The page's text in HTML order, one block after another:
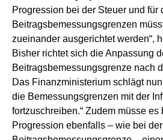
Progression bei der Steuer und für
Beitragsbemessungsgrenzen
zueinander ausgerichtet werden“,
Bisher richtet sich die Anpassung
Beitragsbemessungsgrenze nach
Das Finanzministerium schlägt
die Bemessungsgrenzen mit der
fortzuschreiben.“ Zudem müsse es
Progression ebenfalls – wie bei der